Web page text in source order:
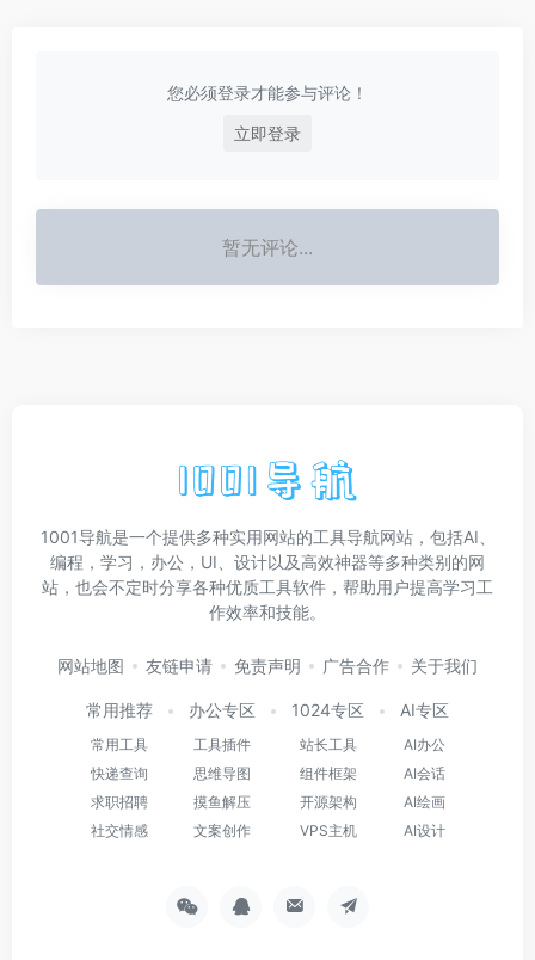
您必须登录才能参与评论！
立即登录
暂无评论...
1001导航是一个提供多种实用网站的工具导航网站，包括AI、
编程，学习，办公，UI、设计以及高效神器等多种类别的网
站，也会不定时分享各种优质工具软件，帮助用户提高学习工
作效率和技能。
网站地图 友链申请 免责声明 广告合作 关于我们
常用推荐
常用工具
快递查询
求职招聘
社交情感
办公专区
工具插件
思维导图
摸鱼解压
文案创作
1024专区
站长工具
组件框架
开源架构
VPS主机
AI专区
AI办公
AI会话
AI绘画
AI设计